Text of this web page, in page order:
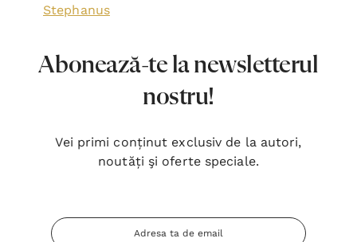
Stephanus
Abonează-te la newsletterul
nostru!
Vei primi conținut exclusiv de la autori,
noutăți şi oferte speciale.
Adresa